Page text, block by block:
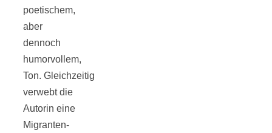
poetischem,
aber
dennoch
humorvollem,
Ton. Gleichzeitig
verwebt die
Autorin eine
Migranten-